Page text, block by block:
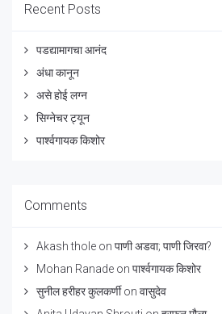
Recent Posts
पडद्यामागचा आनंद
अंधा कानून
असे होई लग्न
सिग्नेचर ट्यून
पार्श्वगायक किशोर
Comments
Akash thole on पाणी अडवा; पाणी जिरवा?
Mohan Ranade on पार्श्वगायक किशोर
सुनील हरीहर कुलकर्णीon वासुदेव